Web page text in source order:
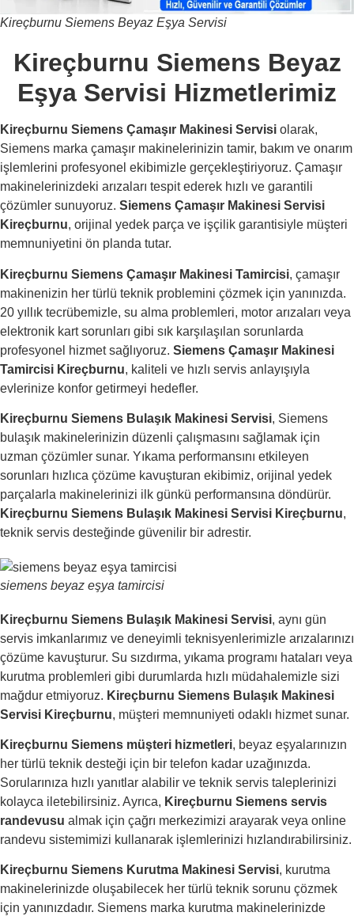
Kireçburnu Siemens Beyaz Eşya Servisi
Kireçburnu Siemens Beyaz
Eşya Servisi Hizmetlerimiz
Kireçburnu Siemens Çamaşır Makinesi Servisi olarak,
Siemens marka çamaşır makinelerinizin tamir, bakım ve onarım
işlemlerini profesyonel ekibimizle gerçekleştiriyoruz. Çamaşır
makinelerinizdeki arızaları tespit ederek hızlı ve garantili
çözümler sunuyoruz. Siemens Çamaşır Makinesi Servisi
Kireçburnu, orijinal yedek parça ve işçilik garantisiyle müşteri
memnuniyetini ön planda tutar.
Kireçburnu Siemens Çamaşır Makinesi Tamircisi, çamaşır
makinenizin her türlü teknik problemini çözmek için yanınızda.
20 yıllık tecrübemizle, su alma problemleri, motor arızaları veya
elektronik kart sorunları gibi sık karşılaşılan sorunlarda
profesyonel hizmet sağlıyoruz. Siemens Çamaşır Makinesi
Tamircisi Kireçburnu, kaliteli ve hızlı servis anlayışıyla
evlerinize konfor getirmeyi hedefler.
Kireçburnu Siemens Bulaşık Makinesi Servisi, Siemens
bulaşık makinelerinizin düzenli çalışmasını sağlamak için
uzman çözümler sunar. Yıkama performansını etkileyen
sorunları hızlıca çözüme kavuşturan ekibimiz, orijinal yedek
parçalarla makinelerinizi ilk günkü performansına döndürür.
Kireçburnu Siemens Bulaşık Makinesi Servisi Kireçburnu,
teknik servis desteğinde güvenilir bir adrestir.
siemens beyaz eşya tamircisi
Kireçburnu Siemens Bulaşık Makinesi Servisi, aynı gün
servis imkanlarımız ve deneyimli teknisyenlerimizle arızalarınızı
çözüme kavuşturur. Su sızdırma, yıkama programı hataları veya
kurutma problemleri gibi durumlarda hızlı müdahalemizle sizi
mağdur etmiyoruz. Kireçburnu Siemens Bulaşık Makinesi
Servisi Kireçburnu, müşteri memnuniyeti odaklı hizmet sunar.
Kireçburnu Siemens müşteri hizmetleri, beyaz eşyalarınızın
her türlü teknik desteği için bir telefon kadar uzağınızda.
Sorularınıza hızlı yanıtlar alabilir ve teknik servis taleplerinizi
kolayca iletebilirsiniz. Ayrıca, Kireçburnu Siemens servis
randevusu almak için çağrı merkezimizi arayarak veya online
randevu sistemimizi kullanarak işlemlerinizi hızlandırabilirsiniz.
Kireçburnu Siemens Kurutma Makinesi Servisi, kurutma
makinelerinizde oluşabilecek her türlü teknik sorunu çözmek
için yanınızdadır. Siemens marka kurutma makinelerinizde